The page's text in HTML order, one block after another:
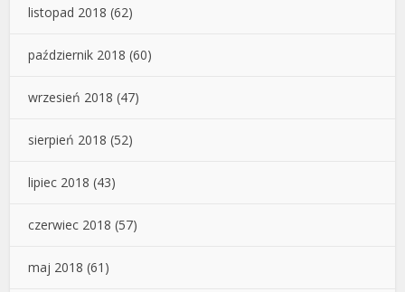
listopad 2018 (62)
październik 2018 (60)
wrzesień 2018 (47)
sierpień 2018 (52)
lipiec 2018 (43)
czerwiec 2018 (57)
maj 2018 (61)